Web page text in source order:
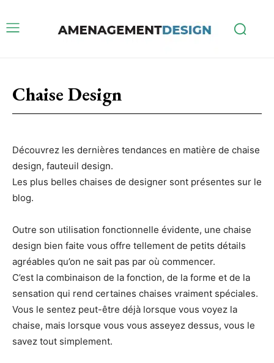
Chaise Design
Découvrez les dernières tendances en matière de chaise
design, fauteuil design.
Les plus belles chaises de designer sont présentes sur le
blog.
Outre son utilisation fonctionnelle évidente, une chaise
design bien faite vous offre tellement de petits détails
agréables qu’on ne sait pas par où commencer.
C’est la combinaison de la fonction, de la forme et de la
sensation qui rend certaines chaises vraiment spéciales.
Vous le sentez peut-être déjà lorsque vous voyez la
chaise, mais lorsque vous vous asseyez dessus, vous le
savez tout simplement.